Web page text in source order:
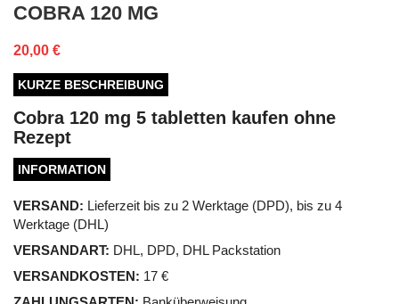
COBRA 120 MG
20,00 €
KURZE BESCHREIBUNG
Cobra 120 mg 5 tabletten kaufen ohne
Rezept
INFORMATION
VERSAND: Lieferzeit bis zu 2 Werktage (DPD), bis zu 4
Werktage (DHL)
VERSANDART: DHL, DPD, DHL Packstation
VERSANDKOSTEN: 17 €